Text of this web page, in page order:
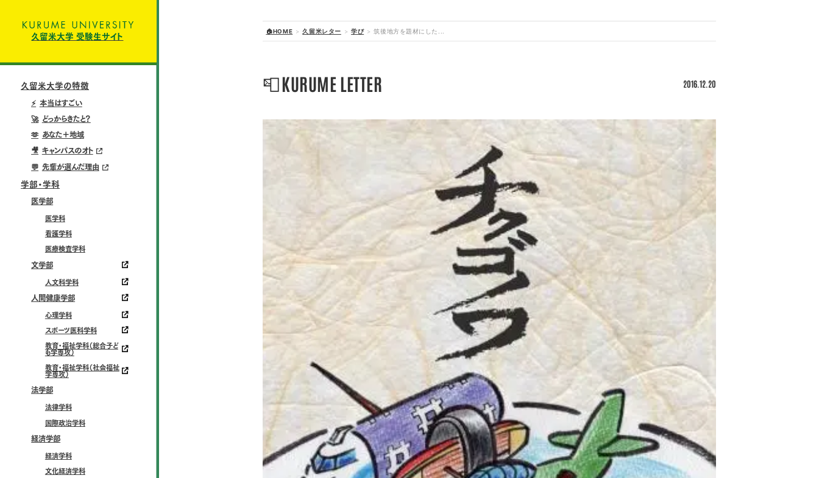
久留米大学 受験生サイト
久留米大学の特徴
⚡ 本当はすごい
🚀 どっからきたと？
🫶 あなた＋地域
🎥 キャンパスのオト
💬 先輩が選んだ理由
学部・学科
医学部
医学科
看護学科
医療検査学科
文学部
人文科学科
人間健康学部
心理学科
スポーツ医科学科
教育・福祉学科（総合子ど
も学専攻）
教育・福祉学科（社会福祉
学専攻）
法学部
法律学科
国際政治学科
経済学部
経済学科
文化経済学科
🏠HOME 久留米レター 学び 筑後地方を題材にした...
📮KURUME LETTER 2016.12.20